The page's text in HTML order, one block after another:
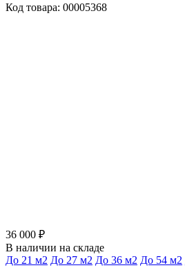
Код товара: 00005368
36 000 ₽
В наличии на складе
До 21 м2 До 27 м2 До 36 м2 До 54 м2